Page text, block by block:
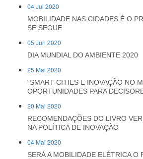
04 Jul 2020
MOBILIDADE NAS CIDADES É O
SE SEGUE
05 Jun 2020
DIA MUNDIAL DO AMBIENTE 2020
25 Mai 2020
“SMART CITIES E INOVAÇÃO NO
OPORTUNIDADES PARA
20 Mai 2020
RECOMENDAÇÕES DO LIVRO
NA POLÍTICA DE INOVAÇÃO
04 Mai 2020
SERÁ A MOBILIDADE ELÉTRICA O